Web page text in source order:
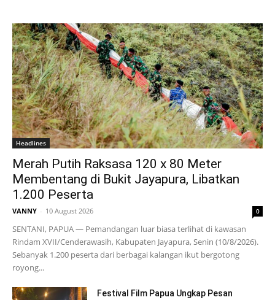
Headlines
Merah Putih Raksasa 120 x 80 Meter
Membentang di Bukit Jayapura, Libatkan
1.200 Peserta
VANNY - 10 August 2026 0
SENTANI, PAPUA — Pemandangan luar biasa terlihat di kawasan
Rindam XVII/Cenderawasih, Kabupaten Jayapura, Senin (10/8/2026).
Sebanyak 1.200 peserta dari berbagai kalangan ikut bergotong
royong...
Festival Film Papua Ungkap Pesan